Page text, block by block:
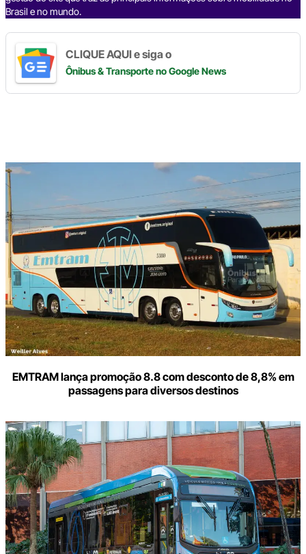
Brasil e no mundo.
CLIQUE AQUI e siga o
Ônibus & Transporteno Google News
EMTRAM lança promoção 8.8 com desconto de 8,8% em
passagens para diversos destinos
Digite
aqui
o
seu
e-
mail